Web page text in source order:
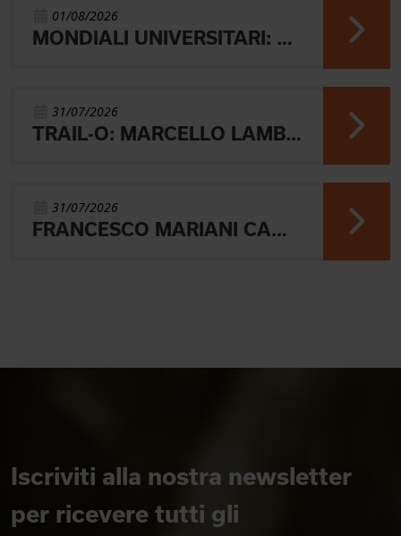
01/08/2026
MONDIALI UNIVERSITARI: MARIANI CHIUDE 4° NELLA MIDDLE
31/07/2026
TRAIL-O: MARCELLO LAMBERTINI E' ARGENTO EUROPEO IN POLONIA
31/07/2026
FRANCESCO MARIANI CAMPIONE DEL MONDO UNIVERSITARIO NELLA SPRINT DI ORIENTEERING
Iscriviti alla nostra newsletter
per ricevere tutti gli